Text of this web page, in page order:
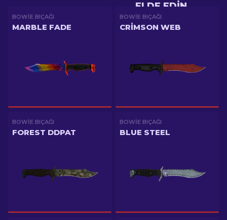
ELDE EDIN
BOWIE BIÇAĞI
MARBLE FADE
BOWIE BIÇAĞI
CRIMSON WEB
BOWIE BIÇAĞI
FOREST DDPAT
BOWIE BIÇAĞI
BLUE STEEL